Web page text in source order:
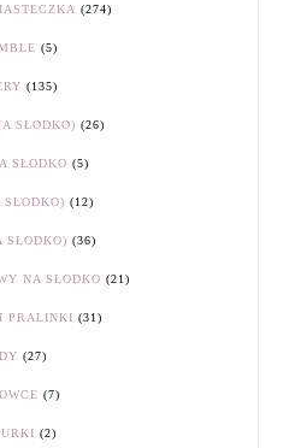
(274)
(5)
(135)
SŁODKO) (26)
SŁODKO (5)
SŁODKO) (12)
SŁODKO) (36)
NA SŁODKO (21)
PRALINKI (31)
(27)
(7)
(2)